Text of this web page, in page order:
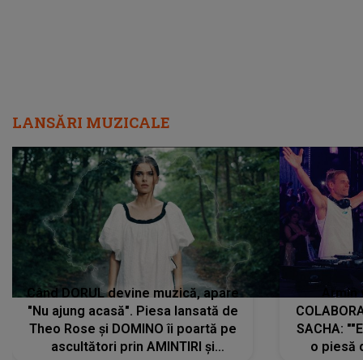
LANSĂRI MUZICALE
Când DORUL devine muzică, apare
"Nu ajung acasă". Piesa lansată de
Theo Rose și DOMINO îi poartă pe
ascultători prin AMINTIRI și
SACHA:
o piesă